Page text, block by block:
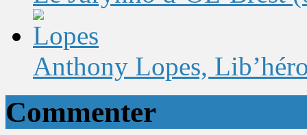
Anthony Lopes,
Commenter